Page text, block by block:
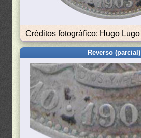
Créditos fotográfico: Hugo Lugo
Reverso (parcial)